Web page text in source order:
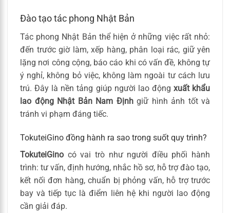
Đào tạo tác phong Nhật Bản
Tác phong Nhật Bản thể hiện ở những việc rất nhỏ:
đến trước giờ làm, xếp hàng, phân loại rác, giữ yên
lặng nơi công cộng, báo cáo khi có vấn đề, không tự
ý nghỉ, không bỏ việc, không làm ngoài tư cách lưu
trú. Đây là nền tảng giúp người lao động xuất khẩu
lao động Nhật Bản Nam Địnhgiữ hình ảnh tốt và
tránh vi phạm đáng tiếc.
TokuteiGino đồng hành ra sao trong suốt quy trình?
TokuteiGino có vai trò như người điều phối hành
trình: tư vấn, định hướng, nhắc hồ sơ, hỗ trợ đào tạo,
kết nối đơn hàng, chuẩn bị phỏng vấn, hỗ trợ trước
bay và tiếp tục là điểm liên hệ khi người lao động
cần giải đáp.